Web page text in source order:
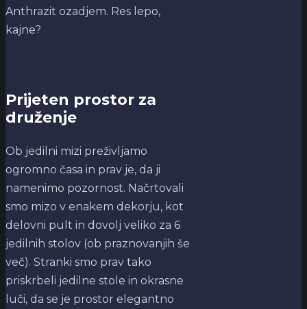
Anthrazit ozadjem. Res lepo,
kajne?
Prijeten prostor za
druženje
Ob jedilni mizi preživljamo
ogromno časa in prav je, da ji
namenimo pozornost. Načrtovali
smo mizo v enakem dekorju, kot
delovni pult in dovolj veliko za 6
jedilnih stolov (ob praznovanjih še
več). Stranki smo prav tako
priskrbeli jedilne stole in okrasne
luči, da se je prostor elegantno